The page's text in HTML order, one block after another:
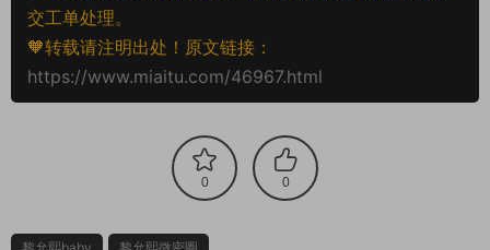
交工单处理。
🧡转载请注明出处！原文链接：
https://www.miaitu.com/46967.html
0 0